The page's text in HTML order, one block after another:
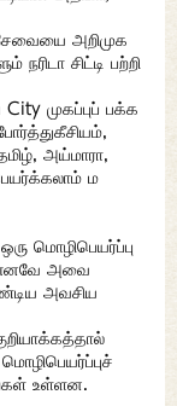
அறிமுக
சிட்டி பற்றி
முகப்புப் பக்க
அய்மாரா,
ம
மொழிபெயர்ப்பு
எனவே அவை
அவசிய
உள்ளன.